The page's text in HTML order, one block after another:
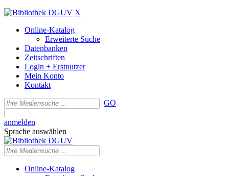
X
Online-Katalog
Erweiterte Suche
Datenbanken
Zeitschriften
Login + Erstnutzer
Mein Konto
Kontakt
GO
|
anmelden
Sprache auswählen
Online-Katalog